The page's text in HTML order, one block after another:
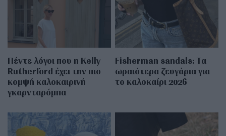
Πέντε λόγοι που η Kelly
Rutherford έχει την πιο
κομψή καλοκαιρινή
γκαρνταρόμπα
Fisherman sandals: Tα
ωραιότερα ζευγάρια για
το καλοκαίρι 2026